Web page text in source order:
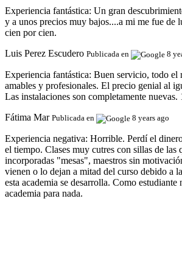
Experiencia fantástica: Un gran
y a unos precios muy bajos....a mi me fue de
cien por cien.
Luis Perez Escudero Publicada en 8
Experiencia fantástica: Buen servicio, todo el
amables y profesionales. El precio genial al
Las instalaciones son completamente nuevas.
Fátima Mar Publicada en 8 years ago
Experiencia negativa: Horrible. Perdí el
el tiempo. Clases muy cutres con sillas de las
incorporadas "mesas", maestros sin
vienen o lo dejan a mitad del curso debido a
esta academia se desarrolla. Como estudiante
academia para nada.